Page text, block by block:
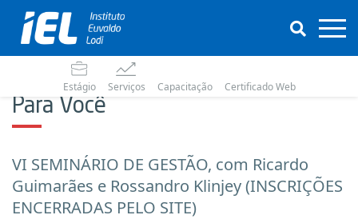
Estágio Serviços Capacitação Certificado Web
Para Você
VI SEMINÁRIO DE GESTÃO, com Ricardo
Guimarães e Rossandro Klinjey (INSCRIÇÕES
ENCERRADAS PELO SITE)